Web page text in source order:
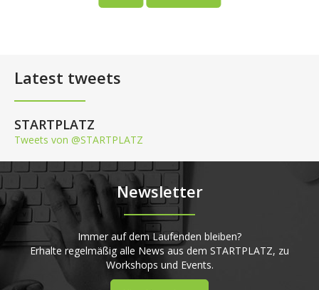
Latest tweets
STARTPLATZ
Tweets von @STARTPLATZ
Newsletter
Immer auf dem Laufenden bleiben?
Erhalte regelmäßig alle News aus dem STARTPLATZ, zu
Workshops und Events.